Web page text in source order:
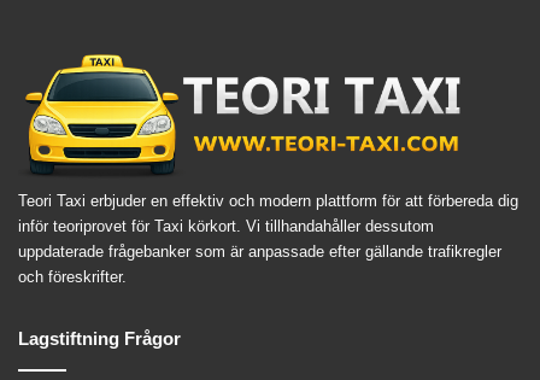
Teori Taxi erbjuder en effektiv och modern plattform för att förbereda dig
inför teoriprovet för Taxi körkort. Vi tillhandahåller dessutom
uppdaterade frågebanker som är anpassade efter gällande trafikregler
och föreskrifter.
Lagstiftning Frågor